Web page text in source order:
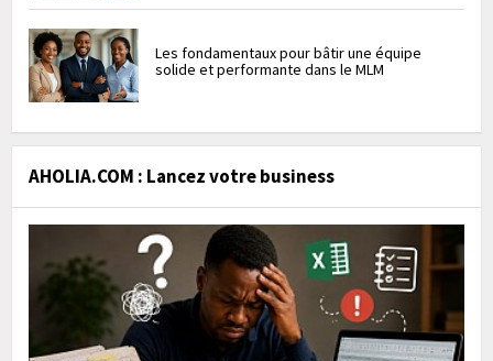
Les fondamentaux pour bâtir une équipe
solide et performante dans le MLM
AHOLIA.COM : Lancez votre business